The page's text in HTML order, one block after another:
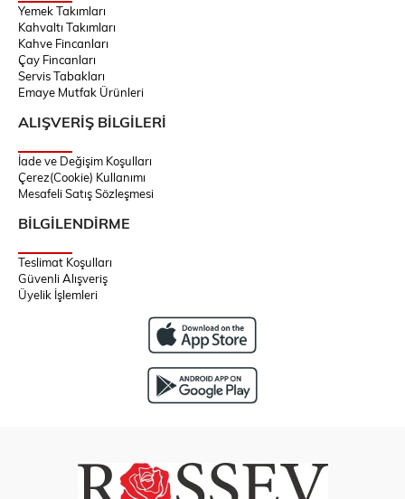
Yemek Takımları
Kahvaltı Takımları
Kahve Fincanları
Çay Fincanları
Servis Tabakları
Emaye Mutfak Ürünleri
ALIŞVERİŞ BİLGİLERİ
İade ve Değişim Koşulları
Çerez(Cookie) Kullanımı
Mesafeli Satış Sözleşmesi
BİLGİLENDİRME
Teslimat Koşulları
Güvenli Alışveriş
Üyelik İşlemleri